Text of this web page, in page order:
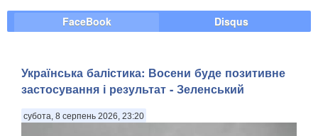
FaceBook Disqus
Українська балістика: Восени буде позитивне
застосування і результат - Зеленський
субота, 8 серпень 2026, 23:20